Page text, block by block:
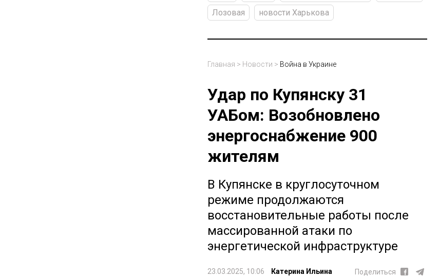
Лозовая
новости Харькова
Главная > Новости > Война в Украине
Удар по Купянску 31
УАБом: Возобновлено
энергоснабжение 900
жителям
В Купянске в круглосуточном
режиме продолжаются
восстановительные работы после
массированной атаки по
энергетической инфраструктуре
23.03.2025, 10:06 Катерина Ильина Поделиться